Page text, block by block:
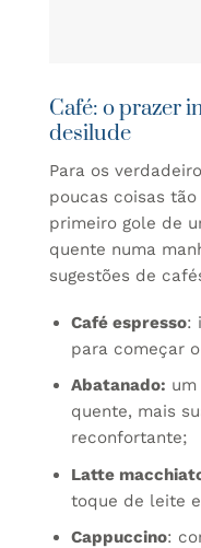
Café: o prazer
desilude
Para os
poucas coisas
primeiro gole de
quente numa
sugestões de
Café espresso:
para começar
Abatanado:
quente, mais
reconfortante;
Latte
toque de leite
Cappuccino: